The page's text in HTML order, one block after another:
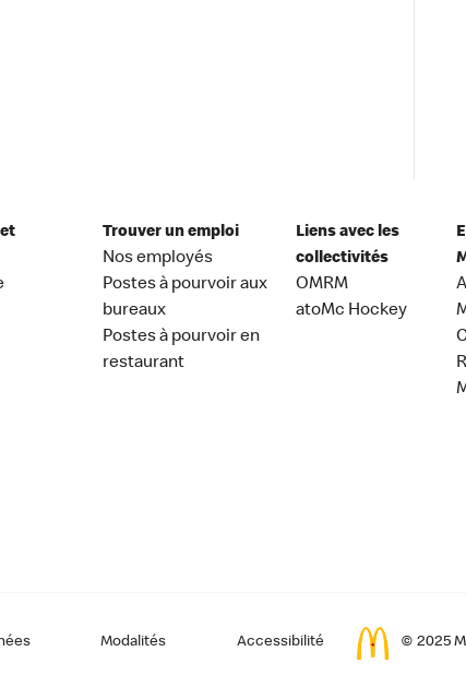
Trouver un emploi
Nos employés
Postes à pourvoir aux
bureaux
Postes à pourvoir en
restaurant
Liens avec les
collectivités
OMRM
atoMc Hockey
Modalités Accessibilité © 2025